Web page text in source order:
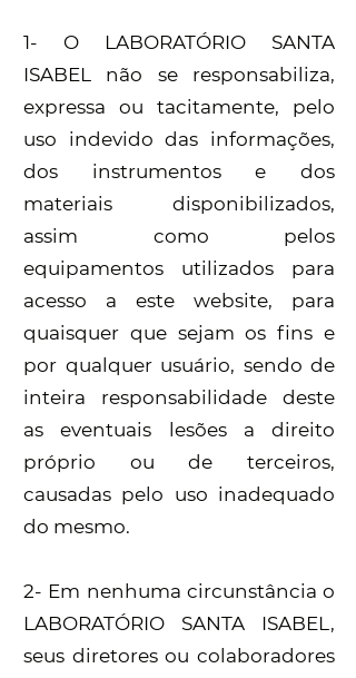
1- O LABORATÓRIO SANTA
ISABEL não se responsabiliza,
expressa ou tacitamente, pelo
uso indevido das informações,
dos instrumentos e dos
materiais disponibilizados,
assim como pelos
equipamentos utilizados para
acesso a este website, para
quaisquer que sejam os fins e
por qualquer usuário, sendo de
inteira responsabilidade deste
as eventuais lesões a direito
próprio ou de terceiros,
causadas pelo uso inadequado
do mesmo.
2- Em nenhuma circunstância o
LABORATÓRIO SANTA ISABEL,
seus diretores ou colaboradores